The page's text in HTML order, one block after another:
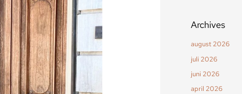
Archives
august 2026
juli 2026
juni 2026
april 2026